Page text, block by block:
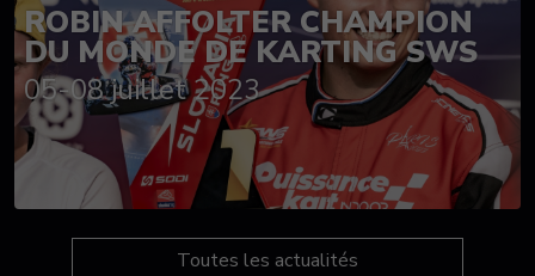
ROBIN AFFOLTER CHAMPION
DU MONDE DE KARTING SWS
05-08 juillet 2023
Toutes les actualités